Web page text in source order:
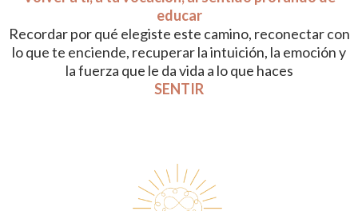
educar
Recordar por qué elegiste este camino, reconectar con
lo que te enciende, recuperar la intuición, la emoción y
la fuerza que le da vida a lo que haces
SENTIR